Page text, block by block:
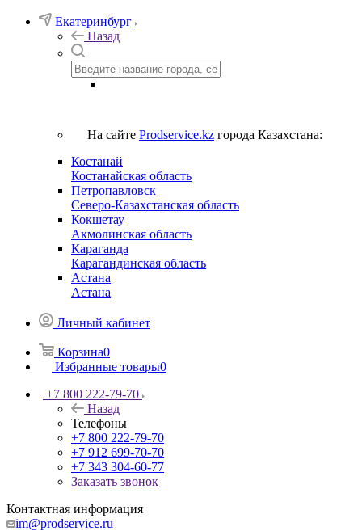
Екатеринбург
Назад
На сайте Prodservice.kz города Казахстана:
Костанай
Костанайская область
Петропавловск
Северо-Казахстанская область
Кокшетау
Акмолинская область
Караганда
Карагандинская область
Астана
Астана
Личный кабинет
Корзина0
Избранные товары0
+7 800 222-79-70
Назад
Телефоны
+7 800 222-79-70
+7 912 699-70-70
+7 343 304-60-77
Заказать звонок
Контактная информация
im@prodservice.ru